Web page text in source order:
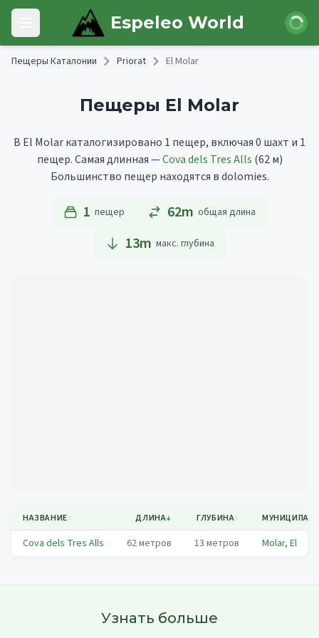
Skip to main content
Open main menu Espeleo World Войти
Пещеры Каталонии Priorat El Molar
Пещеры El Molar
В El Molar каталогизировано 1 пещер, включая 0 шахт и 1
пещер.Самая длинная —Cova dels Tres Alls (62 м)
Большинство пещер находятся в dolomies.
1 пещер 62m общая длина
13m макс. глубина
НАЗВАНИЕ↕ ДЛИНА↓ ГЛУБИНА↕
Cova dels Tres Alls 62метров 13 метров Molar, El
Узнать больше